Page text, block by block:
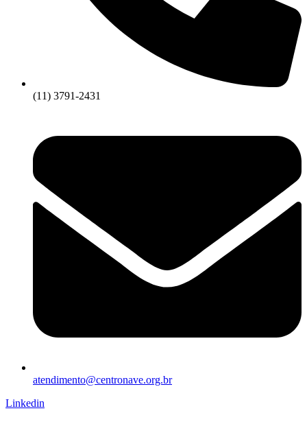
(11) 3791-2431
atendimento@centronave.org.br
Linkedin